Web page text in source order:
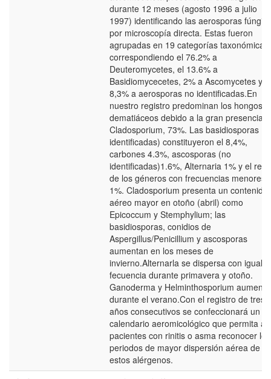
durante 12 meses (agosto 1996 a julio
1997) identificando las aerosporas
por microscopía directa. Estas fueron
agrupadas en 19 categorías taxonómicas,
correspondiendo el 76.2% a
Deuteromycetes, el 13.6% a
Basidiomycecetes, 2% a Ascomycetes y el
8,3% a aerosporas no identificadas.En
nuestro registro predominan los hongos
dematiáceos debido a la gran presencia
Cladosporium, 73%. Las basidiosporas
identificadas) constituyeron el 8,4%,
carbones 4.3%, ascosporas (no
identificadas)1.6%, Alternaria 1% y el
de los géneros con frecuencias menores
1%. Cladosporium presenta un contenido
aéreo mayor en otoño (abril) como
Epicoccum y Stemphylium; las
basidiosporas, conidios de
Aspergillus/Penicillium y ascosporas
aumentan en los meses de
invierno.Alternarla se dispersa con igual
fecuencia durante primavera y otoño.
Ganoderma y Helminthosporium
durante el verano.Con el registro de tres
años consecutivos se confeccionará un
calendario aeromicológico que permita a
pacientes con rinitis o asma reconocer los
periodos de mayor dispersión aérea de
estos alérgenos.